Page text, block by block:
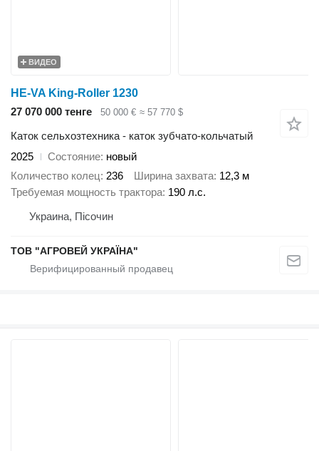
ВИДЕО
HE-VA King-Roller 1230
27 070 000 тенге
50 000 € ≈ 57 770 $
Каток сельхозтехника - каток зубчато-кольчатый
2025
Состояние новый
Количество колец 236 Ширина захвата 12,3 м
Требуемая мощность трактора 190 л.с.
Украина, Пісочин
ТОВ "АГРОВЕЙ УКРАЇНА"